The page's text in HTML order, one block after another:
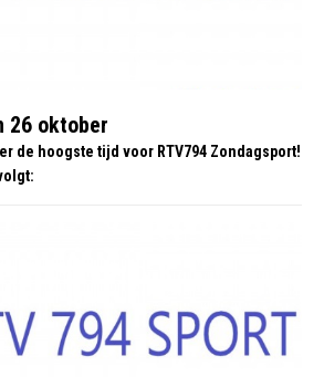
26 oktober
de hoogste tijd voor RTV794 Zondagsport!